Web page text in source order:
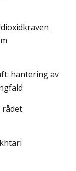
hantering av